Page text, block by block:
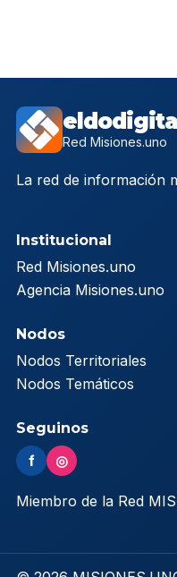
Red Misiones.uno
La red de información
Institucional
Red Misiones.uno
Agencia Misiones.uno
Nodos
Nodos Territoriales
Nodos Temáticos
Seguinos
f ◎
Miembro de la Red